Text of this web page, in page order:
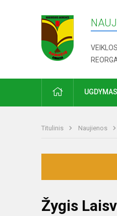
PRADŽIAUGDYMAS
Titulinis Naujienos
Žygis